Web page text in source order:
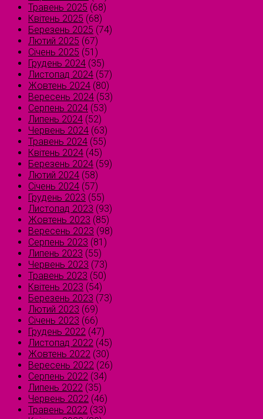
Травень 2025 (68)
Квітень 2025 (68)
Березень 2025 (74)
Лютий 2025 (67)
Січень 2025 (51)
Грудень 2024 (35)
Листопад 2024 (57)
Жовтень 2024 (80)
Вересень 2024 (53)
Серпень 2024 (53)
Липень 2024 (52)
Червень 2024 (63)
Травень 2024 (55)
Квітень 2024 (45)
Березень 2024 (59)
Лютий 2024 (58)
Січень 2024 (57)
Грудень 2023 (55)
Листопад 2023 (93)
Жовтень 2023 (85)
Вересень 2023 (98)
Серпень 2023 (81)
Липень 2023 (55)
Червень 2023 (73)
Травень 2023 (50)
Квітень 2023 (54)
Березень 2023 (73)
Лютий 2023 (69)
Січень 2023 (66)
Грудень 2022 (47)
Листопад 2022 (45)
Жовтень 2022 (30)
Вересень 2022 (26)
Серпень 2022 (34)
Липень 2022 (35)
Червень 2022 (46)
Травень 2022 (33)